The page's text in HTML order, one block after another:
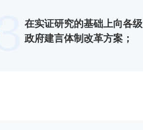
在实证研究的基础上向各级
政府建言体制改革方案；